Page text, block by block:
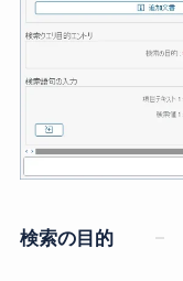
検索の目的